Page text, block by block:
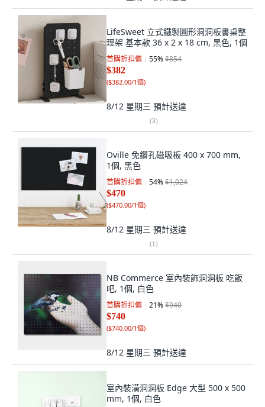
LifeSweet 立式鐵製圓形洞洞板書桌整
理架 基本款 36 x 2 x 18 cm, 黑色, 1個
首購折扣價 55%$854
$382
($382.00/1個)
8/12 星期三 預計送達
(3)
Oville 免鑽孔磁吸板 400 x 700 mm,
1個, 黑色
首購折扣價 54%$1,024
$470
($470.00/1個)
8/12 星期三 預計送達
(1)
NB Commerce 室內裝飾洞洞板 吃飯
吧, 1個, 白色
首購折扣價 21%$940
$740
($740.00/1個)
8/12 星期三 預計送達
室內裝潢洞洞板 Edge 大型 500 x 500
mm, 1個, 白色